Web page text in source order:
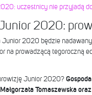
uczestnicy nie przyjadą
2020:
Junior 2020 będzie
na prowadzącą tegoroczną
Junior 2020?
Tomaszewska